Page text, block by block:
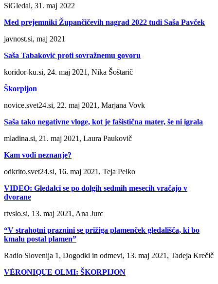
SiGledal, 31. maj 2022
Med prejemniki Župančičevih nagrad 2022 tudi Saša Pavček
javnost.si, maj 2021
Saša Tabaković proti sovražnemu govoru
koridor-ku.si, 24. maj 2021, Nika Šoštarič
Škorpijon
novice.svet24.si, 22. maj 2021, Marjana Vovk
Saša tako negativne vloge, kot je fašistična mater, še ni igrala
mladina.si, 21. maj 2021, Laura Paukovič
Kam vodi neznanje?
odkrito.svet24.si, 16. maj 2021, Teja Pelko
VIDEO: Gledalci se po dolgih sedmih mesecih vračajo v
dvorane
rtvslo.si, 13. maj 2021, Ana Jurc
“V strahotni praznini se prižiga plamenček gledališča, ki bo
kmalu postal plamen”
Radio Slovenija 1, Dogodki in odmevi, 13. maj 2021, Tadeja Krečič
VÉRONIQUE OLMI: ŠKORPIJON